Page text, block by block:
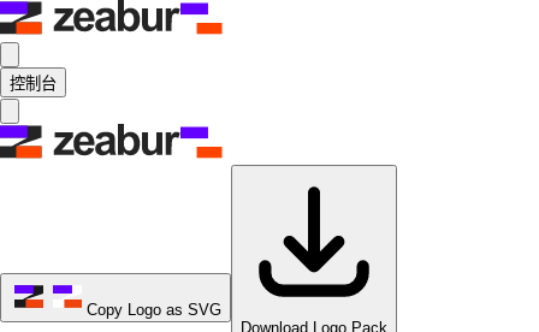
控制台
Copy Logo as SVG
Download Logo Pack